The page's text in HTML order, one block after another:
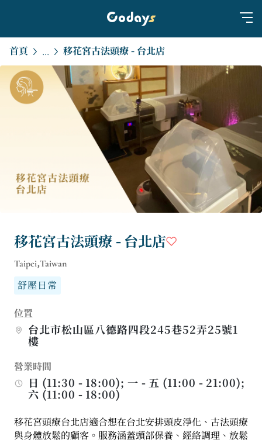
首頁 ... 移花宮古法頭療 - 台北店
移花宮古法頭療 - 台北店
Taipei,Taiwan
舒壓日常
位置
台北市松山區八德路四段245巷52弄25號1
樓
營業時間
日 (11:30 - 18:00); 一 - 五 (11:00 - 21:00);
六 (11:00 - 18:00)
移花宮頭療台北店適合想在台北安排頭皮淨化、古法頭療
與身體放鬆的顧客。服務涵蓋頭部保養、經絡調理、放鬆